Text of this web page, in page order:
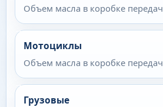
Объем масла в коробке передач
Мотоциклы
Объем масла в коробке передач
Грузовые